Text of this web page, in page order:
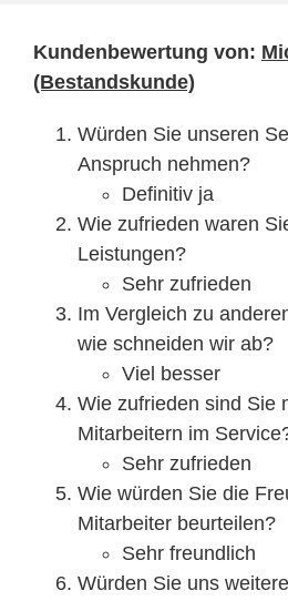
Kundenbewertung von:
(Bestandskunde)
Würden Sie unseren
Anspruch nehmen?
Definitiv ja
Wie zufrieden waren
Leistungen?
Sehr zufrieden
Im Vergleich zu
wie schneiden wir ab?
Viel besser
Wie zufrieden sind Sie
Mitarbeitern im
Sehr zufrieden
Wie würden Sie die
Mitarbeiter beurteilen?
Sehr freundlich
Würden Sie uns